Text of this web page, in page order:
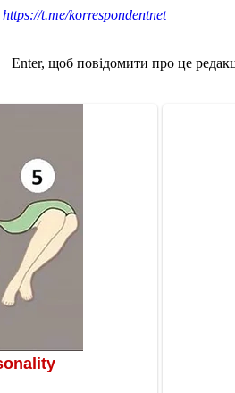
https://t.me/korrespondentnet
Enter, щоб повідомити про це